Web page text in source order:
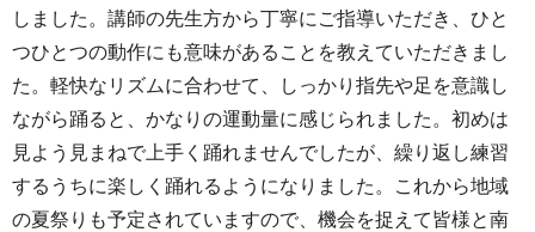
しました。講師の先生方から丁寧にご指導いただき、ひと
つひとつの動作にも意味があることを教えていただきまし
た。軽快なリズムに合わせて、しっかり指先や足を意識し
ながら踊ると、かなりの運動量に感じられました。初めは
見よう見まねで上手く踊れませんでしたが、繰り返し練習
するうちに楽しく踊れるようになりました。これから地域
の夏祭りも予定されていますので、機会を捉えて皆様と南